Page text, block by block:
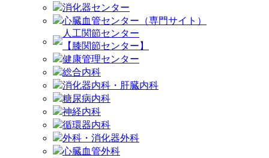
消化器センター
心臓血管センター（専門サイト）
人工関節センター
【膝関節センター】
健康管理センター
総合内科
消化器内科・肝臓内科
糖尿病内科
神経内科
循環器内科
外科・消化器外科
心臓血管外科